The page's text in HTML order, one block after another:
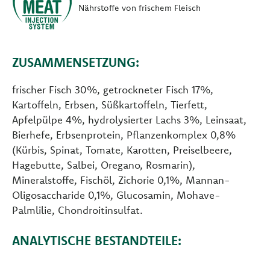
Nährstoffe von frischem Fleisch
ZUSAMMENSETZUNG:
frischer Fisch 30%, getrockneter Fisch 17%,
Kartoffeln, Erbsen, Süßkartoffeln, Tierfett,
Apfelpülpe 4%, hydrolysierter Lachs 3%, Leinsaat,
Bierhefe, Erbsenprotein, Pflanzenkomplex 0,8%
(Kürbis, Spinat, Tomate, Karotten, Preiselbeere,
Hagebutte, Salbei, Oregano, Rosmarin),
Mineralstoffe, Fischöl, Zichorie 0,1%, Mannan-
Oligosaccharide 0,1%, Glucosamin, Mohave-
Palmlilie, Chondroitinsulfat.
ANALYTISCHE BESTANDTEILE: